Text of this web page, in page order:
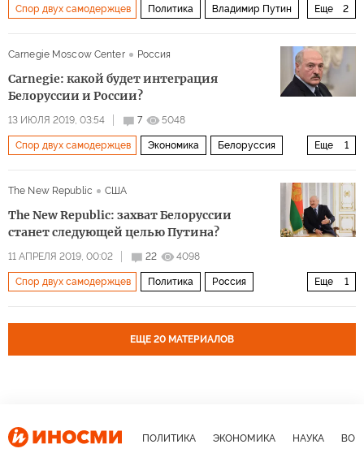
Еще 2
Спор двух самодержцев Политика Владимир Путин
Carnegie Moscow Center
Россия
Carnegie: какой будет интеграция
Белоруссии и России?
13 ИЮЛЯ 2019, 03:54 7 5048
Еще 1
Спор двух самодержцев Экономика Белоруссия
The New Republic
США
The New Republic: захват Белоруссии
станет следующей целью Путина?
11 АПРЕЛЯ 2019, 00:02 22 4098
Еще 1
Спор двух самодержцев Политика Россия
ЕЩЕ 20 МАТЕРИАЛОВ
ПОЛИТИКА ЭКОНОМИКА НАУКА